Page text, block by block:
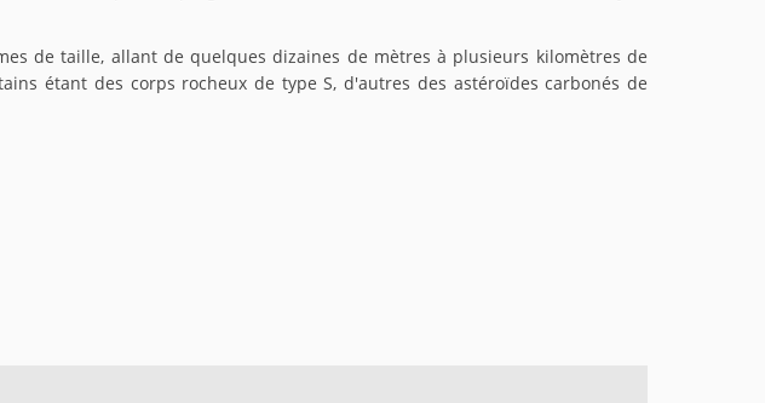
de taille, allant de quelques dizaines de mètres à plusieurs kilomètres de
étant des corps rocheux de type S, d'autres des astéroïdes carbonés de